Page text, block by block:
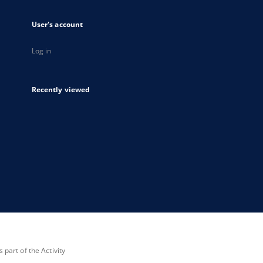
User's account
Log in
Recently viewed
part of the Activity